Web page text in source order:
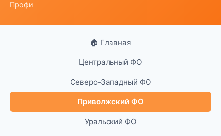
Профи
🏠 Главная
Центральный ФО
Северо-Западный ФО
Приволжский ФО
Уральский ФО